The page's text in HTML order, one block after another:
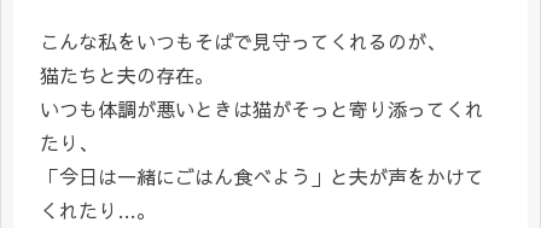
こんな私をいつもそばで見守ってくれるのが、
猫たちと夫の存在。
いつも体調が悪いときは猫がそっと寄り添ってくれ
たり、
「今日は一緒にごはん食べよう」と夫が声をかけて
くれたり…。